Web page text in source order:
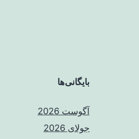
بایگانی‌ها
آگوست 2026
جولای 2026